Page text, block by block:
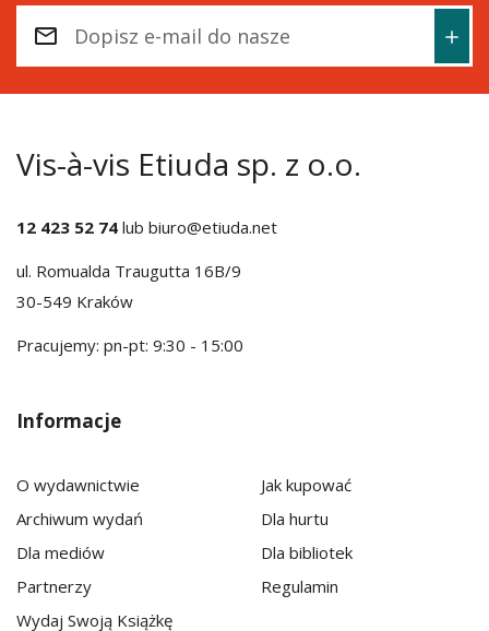
Vis-à-vis Etiuda sp. z o.o.
12 423 52 74 lub biuro@etiuda.net
ul. Romualda Traugutta 16B/9
30-549 Kraków
Pracujemy: pn-pt: 9:30 - 15:00
Informacje
O wydawnictwie
Archiwum wydań
Dla mediów
Partnerzy
Wydaj Swoją Książkę
Jak kupować
Dla hurtu
Dla bibliotek
Regulamin